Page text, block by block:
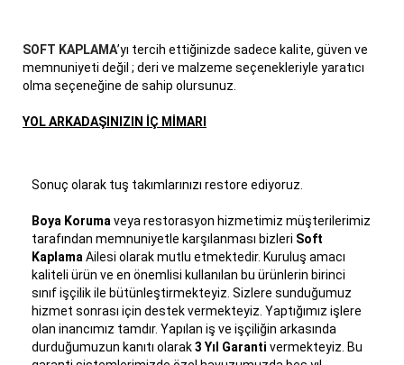
SOFT KAPLAMA’yı tercih ettiğinizde sadece kalite, güven ve
memnuniyeti değil ; deri ve malzeme seçenekleriyle yaratıcı
olma seçeneğine de sahip olursunuz.
YOL ARKADAŞINIZIN İÇ MİMARI
Sonuç olarak tuş takımlarınızı restore ediyoruz.
Boya Korumaveya restorasyon hizmetimiz müşterilerimiz
tarafından memnuniyetle karşılanması bizleri Soft
KaplamaAilesi olarak mutlu etmektedir. Kuruluş amacı
kaliteli ürün ve en önemlisi kullanılan bu ürünlerin birinci
sınıf işçilik ile bütünleştirmekteyiz. Sizlere sunduğumuz
hizmet sonrası için destek vermekteyiz. Yaptığımız işlere
olan inancımız tamdır. Yapılan iş ve işçiliğin arkasında
durduğumuzun kanıtı olarak3 Yıl Garanti vermekteyiz. Bu